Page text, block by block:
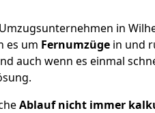
in
es um Fernumzüge in und
auch wenn es einmal
Ablauf nicht immer